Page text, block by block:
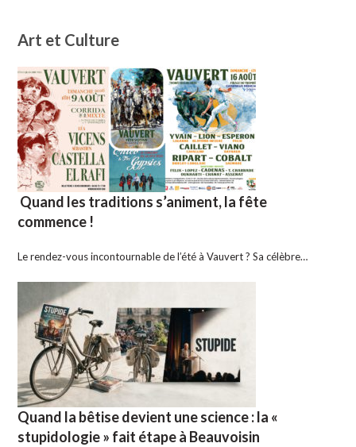
Art et Culture
Quand les traditions s’animent, la fête
commence !
Le rendez-vous incontournable de l’été à Vauvert ? Sa célèbre…
Quand la bêtise devient une science : la «
stupidologie » fait étape à Beauvoisin